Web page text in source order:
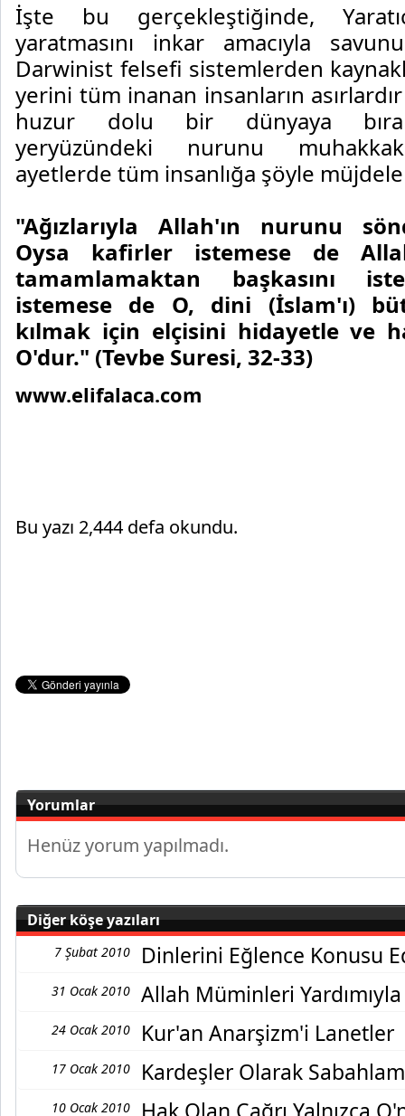
İşte bu gerçekleştiğinde,
yaratmasını inkar amacıyla
Darwinist felsefi sistemlerden
yerini tüm inanan insanların
huzur dolu bir dünyaya
yeryüzündeki nurunu muhakkak
ayetlerde tüm insanlığa şöyle
"Ağızlarıyla Allah'ın nurunu
Oysa kafirler istemese de
tamamlamaktan başkasını
istemese de O, dini (İslam'ı)
kılmak için elçisini hidayetle ve
O'dur." (Tevbe Suresi, 32-33)
www.elifalaca.com
Bu yazı 2,444 defa okundu.
Yorumlar
Henüz yorum yapılmadı.
Diğer köşe yazıları
7 Şubat 2010 Dinlerini Eğlence Konusu
31 Ocak 2010 Allah Müminleri
24 Ocak 2010 Kur'an Anarşizm'i Lanetler
17 Ocak 2010 Kardeşler Olarak
10 Ocak 2010